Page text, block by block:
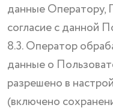
данные Оператору,
согласие с данной
8.3. Оператор
данные о
разрешено в
(включено